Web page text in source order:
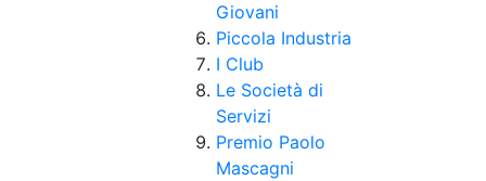
Giovani
Piccola Industria
I Club
Le Società di
Servizi
Premio Paolo
Mascagni